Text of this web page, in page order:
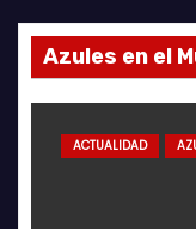
Azules en el
ACTUALIDAD